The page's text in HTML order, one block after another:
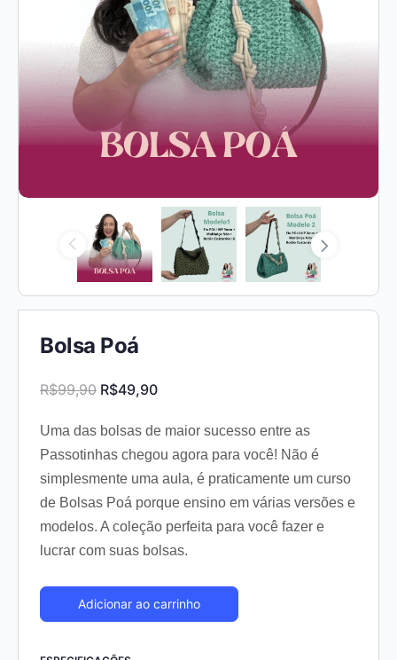
Bolsa Poá
R$99,90 O
original
era:
R$99,90.
R$49,90O
atual
é:
R$49,90.
Uma das bolsas de maior sucesso entre as
Passotinhas chegou agora para você! Não é
simplesmente uma aula, é praticamente um curso
de Bolsas Poá porque ensino em várias versões e
modelos. A coleção perfeita para você fazer e
lucrar com suas bolsas.
Adicionar ao carrinho